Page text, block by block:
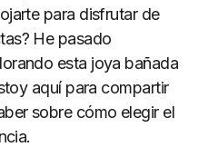
para disfrutar de
He pasado
esta joya bañada
aquí para compartir
sobre cómo elegir el